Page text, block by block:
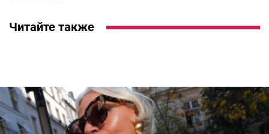
Читайте также